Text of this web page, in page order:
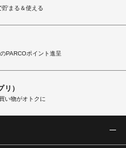
貯まる＆使える
PARCOポイント進呈
）
い物がオトクに